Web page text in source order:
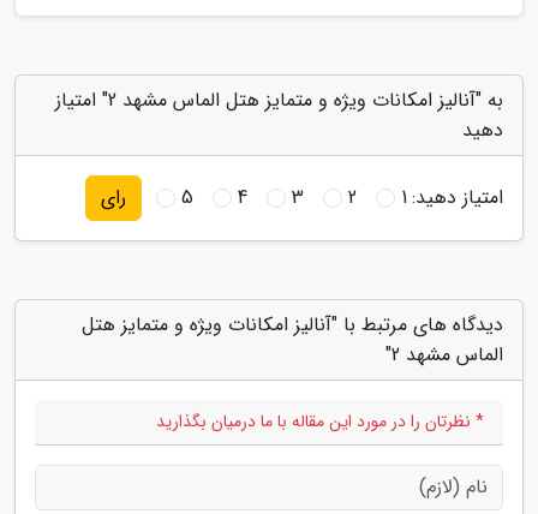
به "آنالیز امکانات ویژه و متمایز هتل الماس مشهد 2" امتیاز
دهید
امتیاز دهید:1
2
3
4
5 رای
دیدگاه های مرتبط با "آنالیز امکانات ویژه و متمایز هتل
الماس مشهد 2"
* نظرتان را در مورد این مقاله با ما درمیان بگذارید